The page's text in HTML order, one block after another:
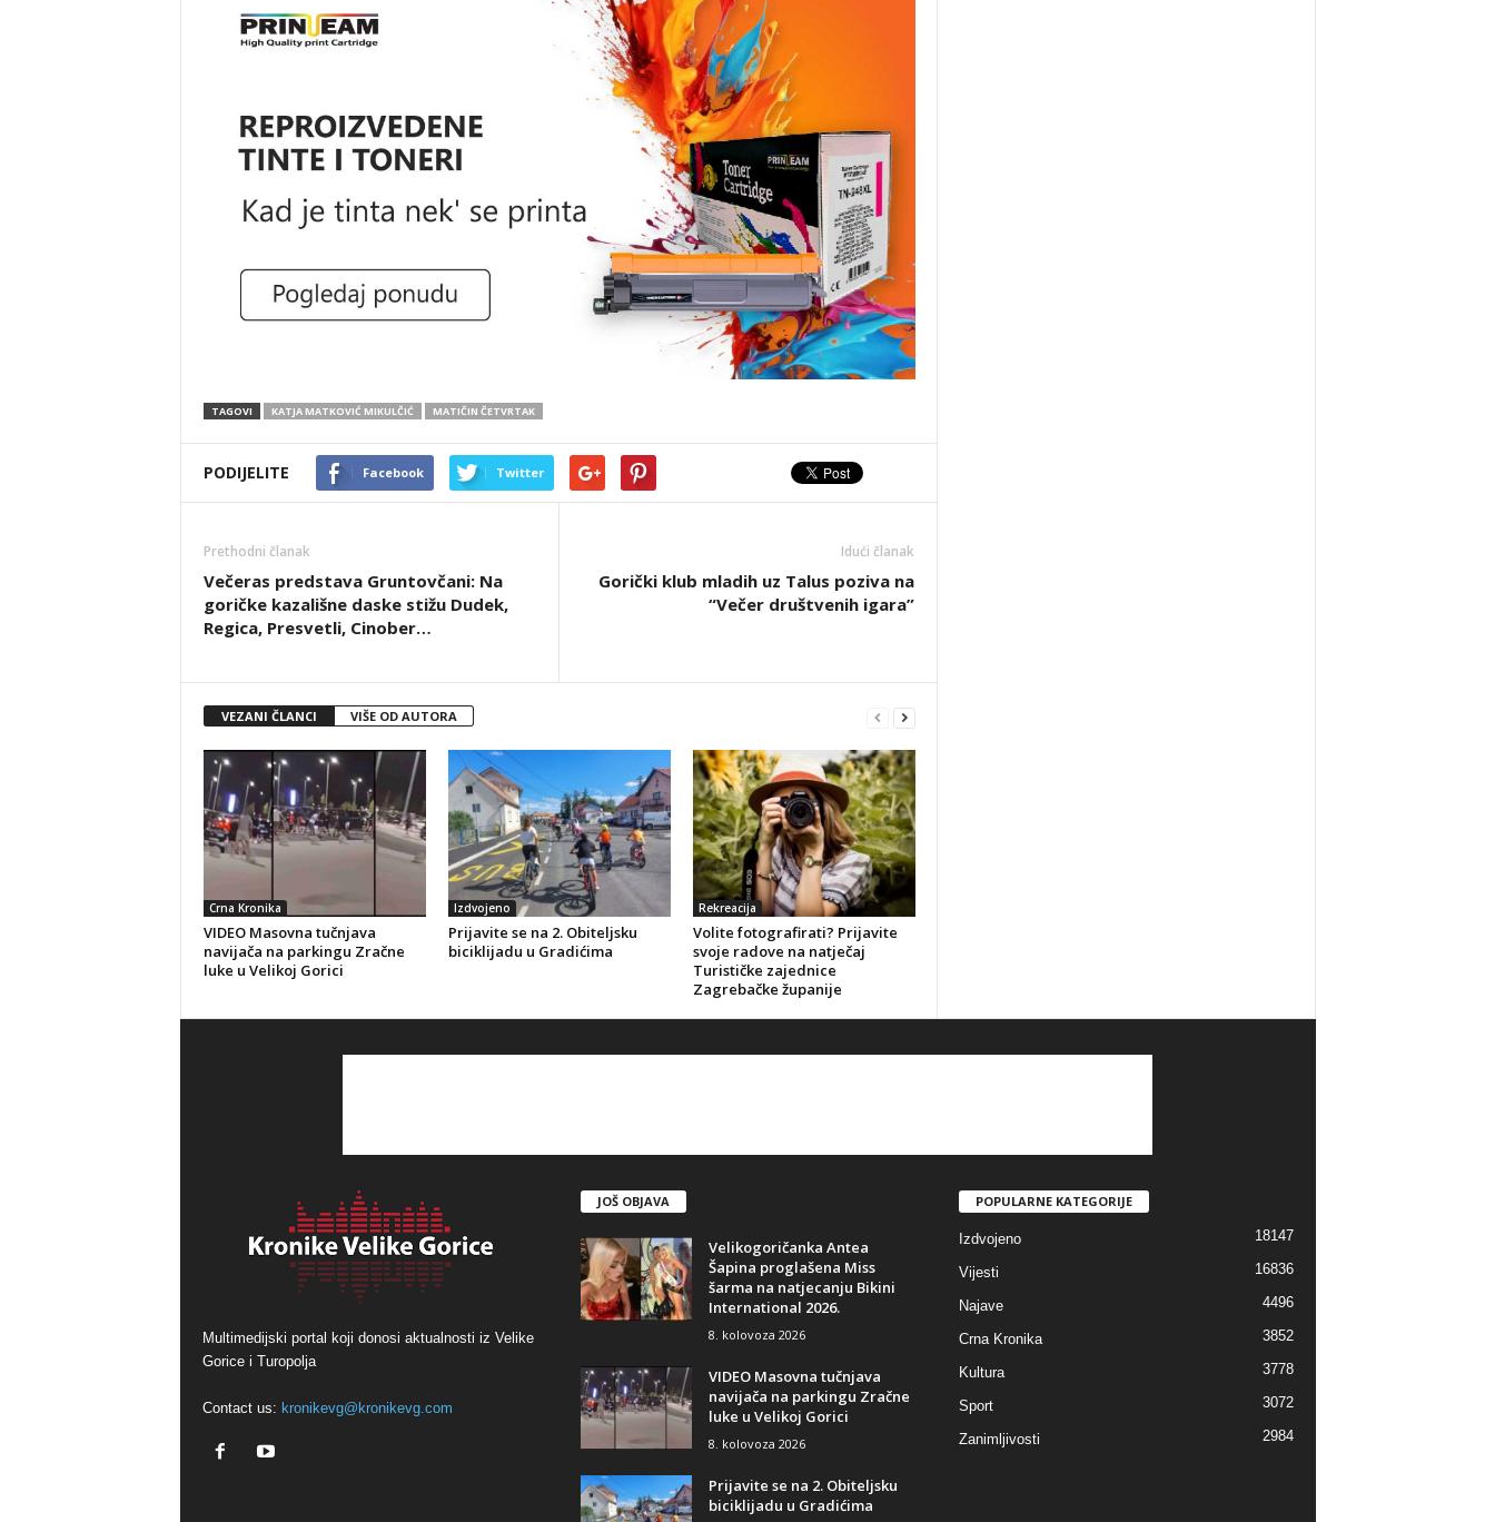
TAGOVI KATJA MATKOVIĆ MIKULČIĆ MATIČIN ČETVRTAK
PODIJELITE Facebook Twitter
Prethodni članak
Večeras predstava Gruntovčani: Na
goričke kazališne daske stižu Dudek,
Regica, Presvetli, Cinober…
Idući članak
Gorički klub mladih uz Talus poziva na
“Večer društvenih igara”
VEZANI ČLANCI VIŠE OD AUTORA
Crna Kronika
VIDEO Masovna tučnjava
navijača na parkingu Zračne
luke u Velikoj Gorici
Izdvojeno
Prijavite se na 2. Obiteljsku
biciklijadu u Gradićima
Rekreacija
Volite fotografirati? Prijavite
svoje radove na natječaj
Turističke zajednice
Zagrebačke županije
Multimedijski portal koji donosi aktualnosti iz Velike
Gorice i Turopolja
Contact us: kronikevg@kronikevg.com
JOŠ OBJAVA
Velikogoričanka Antea
Šapina proglašena Miss
šarma na natjecanju Bikini
International 2026.
8. kolovoza 2026
VIDEO Masovna tučnjava
navijača na parkingu Zračne
luke u Velikoj Gorici
8. kolovoza 2026
Prijavite se na 2. Obiteljsku
biciklijadu u Gradićima
POPULARNE KATEGORIJE
Izdvojeno 18147
Vijesti 16836
Najave 4496
Crna Kronika 3852
Kultura 3778
Sport 3072
Zanimljivosti 2984